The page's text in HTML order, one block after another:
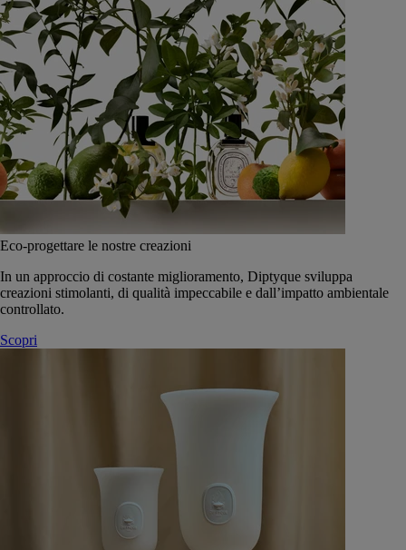
Eco-progettare le nostre creazioni
In un approccio di costante miglioramento, Diptyque sviluppa
creazioni stimolanti, di qualità impeccabile e dall’impatto ambientale
controllato.
Scopri